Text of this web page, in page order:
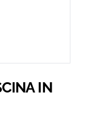
IN